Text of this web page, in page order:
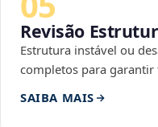
Revisão
Estrutura instável ou
completos para garantir
SAIBA MAIS